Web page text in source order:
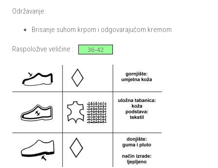
Održavanje:
Brisanje suhom krpom i odgovarajućom kremom
Raspoložive veličine :